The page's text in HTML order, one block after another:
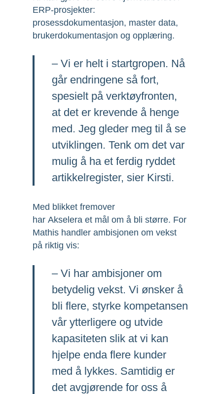
ERP-prosjekter:
prosessdokumentasjon, master data,
brukerdokumentasjon og opplæring.
– Vi er helt i startgropen. Nå
går endringene så fort,
spesielt på verktøyfronten,
at det er krevende å henge
med. Jeg gleder meg til å se
utviklingen. Tenk om det var
mulig å ha et ferdig ryddet
artikkelregister, sier Kirsti.
Med blikket fremover
har Akselera et mål om å bli større. For
Mathis handler ambisjonen om vekst
på riktig vis:
– Vi har ambisjoner om
betydelig vekst. Vi ønsker å
bli flere, styrke kompetansen
vår ytterligere og utvide
kapasiteten slik at vi kan
hjelpe enda flere kunder
med å lykkes. Samtidig er
det avgjørende for oss å